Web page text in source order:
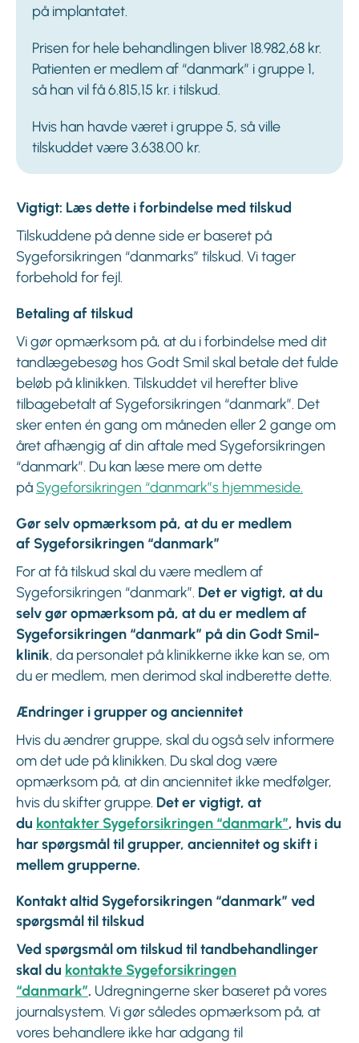
på implantatet.
Prisen for hele behandlingen bliver 18.982,68 kr.
Patienten er medlem af “danmark” i gruppe 1,
så han vil få 6.815,15 kr. i tilskud.
Hvis han havde været i gruppe 5, så ville
tilskuddet være 3.638.00 kr.
Vigtigt: Læs dette i forbindelse med tilskud
Tilskuddene på denne side er baseret på
Sygeforsikringen “danmarks” tilskud. Vi tager
forbehold for fejl.
Betaling af tilskud
Vi gør opmærksom på, at du i forbindelse med dit
tandlægebesøg hos Godt Smil skal betale det fulde
beløb på klinikken. Tilskuddet vil herefter blive
tilbagebetalt af Sygeforsikringen “danmark”. Det
sker enten én gang om måneden eller 2 gange om
året afhængig af din aftale med Sygeforsikringen
“danmark”. Du kan læse mere om dette
på Sygeforsikringen “danmark”s hjemmeside.
Gør selv opmærksom på, at du er medlem
af Sygeforsikringen “danmark”
For at få tilskud skal du være medlem af
Sygeforsikringen “danmark”. Det er vigtigt, at du
selv gør opmærksom på, at du er medlem af
Sygeforsikringen “danmark” på din Godt Smil-
klinik, da personalet på klinikkerne ikke kan se, om
du er medlem, men derimod skal indberette dette.
Ændringer i grupper og anciennitet
Hvis du ændrer gruppe, skal du også selv informere
om det ude på klinikken. Du skal dog være
opmærksom på, at din anciennitet ikke medfølger,
hvis du skifter gruppe. Det er vigtigt, at
du kontakter Sygeforsikringen “danmark”, hvis du
har spørgsmål til grupper, anciennitet og skift i
mellem grupperne.
Kontakt altid Sygeforsikringen “danmark” ved
spørgsmål til tilskud
Ved spørgsmål om tilskud til tandbehandlinger
skal du kontakte Sygeforsikringen
“danmark”. Udregningerne sker baseret på vores
journalsystem. Vi gør således opmærksom på, at
vores behandlere ikke har adgang til